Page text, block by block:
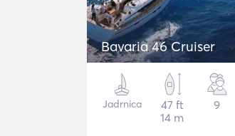
Bavaria 46 Cruiser
Jadrnica
47 ft
14 m
9